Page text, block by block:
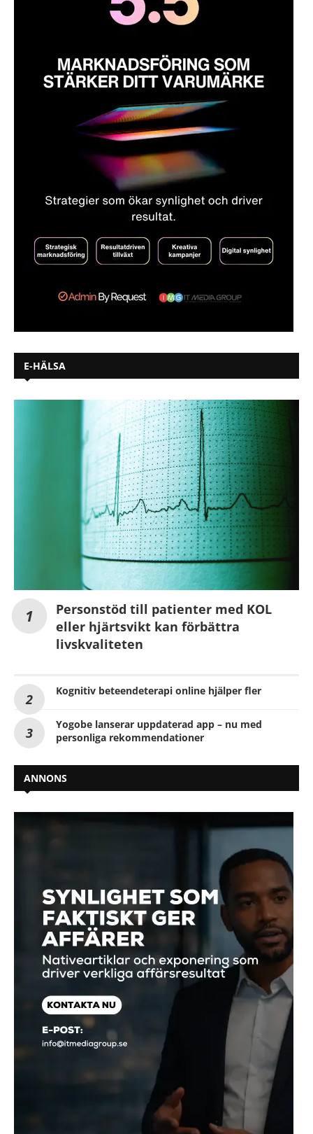
E-HÄLSA
Personstöd till patienter med KOL
eller hjärtsvikt kan förbättra
livskvaliteten
Kognitiv beteendeterapi online hjälper fler
Yogobe lanserar uppdaterad app – nu med
personliga rekommendationer
ANNONS